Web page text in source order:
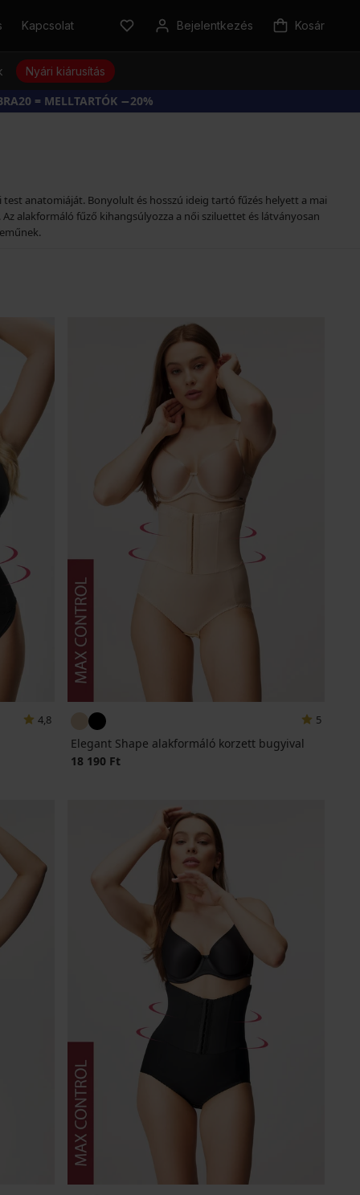
Kapcsolat Bejelentkezés Kosár
Nyári kiárusítás
= MELLTARTÓK −20%
anatomiáját. Bonyolult és hosszú ideig tartó fűzés helyett a mai
alakformáló fűző kihangsúlyozza a női sziluettet és látványosan
4,8 5
Elegant Shape alakformáló korzett bugyival
18 190 Ft